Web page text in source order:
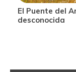
El Puente del
desconocida